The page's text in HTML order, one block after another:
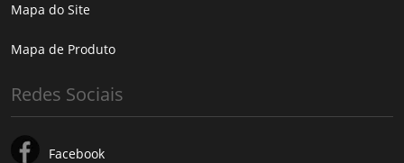
Mapa do Site
Mapa de Produto
Redes Sociais
Facebook